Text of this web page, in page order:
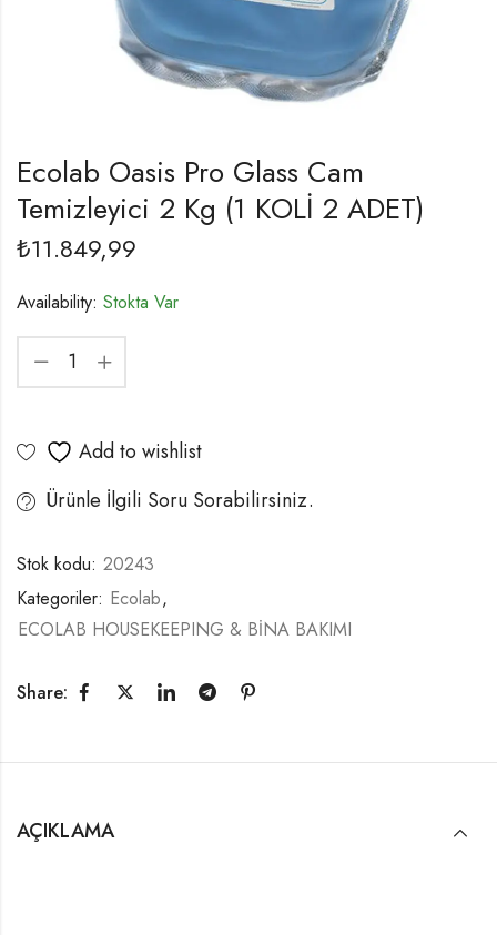
Ecolab Oasis Pro Glass Cam
Temizleyici 2 Kg (1 KOLİ 2 ADET)
₺11.849,99
Availability: Stokta Var
Add to wishlist
Ürünle İlgili Soru Sorabilirsiniz.
Stok kodu: 20243
Kategoriler: Ecolab,
ECOLAB HOUSEKEEPING & BİNA BAKIMI
Share:
AÇIKLAMA